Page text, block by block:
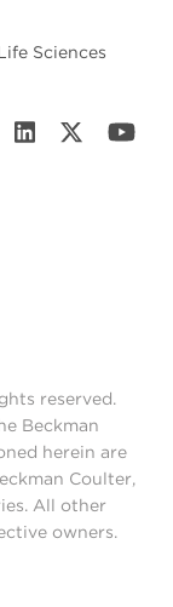
Sciences
reserved.
Beckman
herein are
Coulter,
All other
owners.